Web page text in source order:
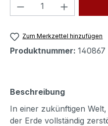
Produkt Anzahl:
Zum Merkzettel hinzufügen
Produktnummer: 140867
Beschreibung
In einer zukünftigen
der Erde vollständig